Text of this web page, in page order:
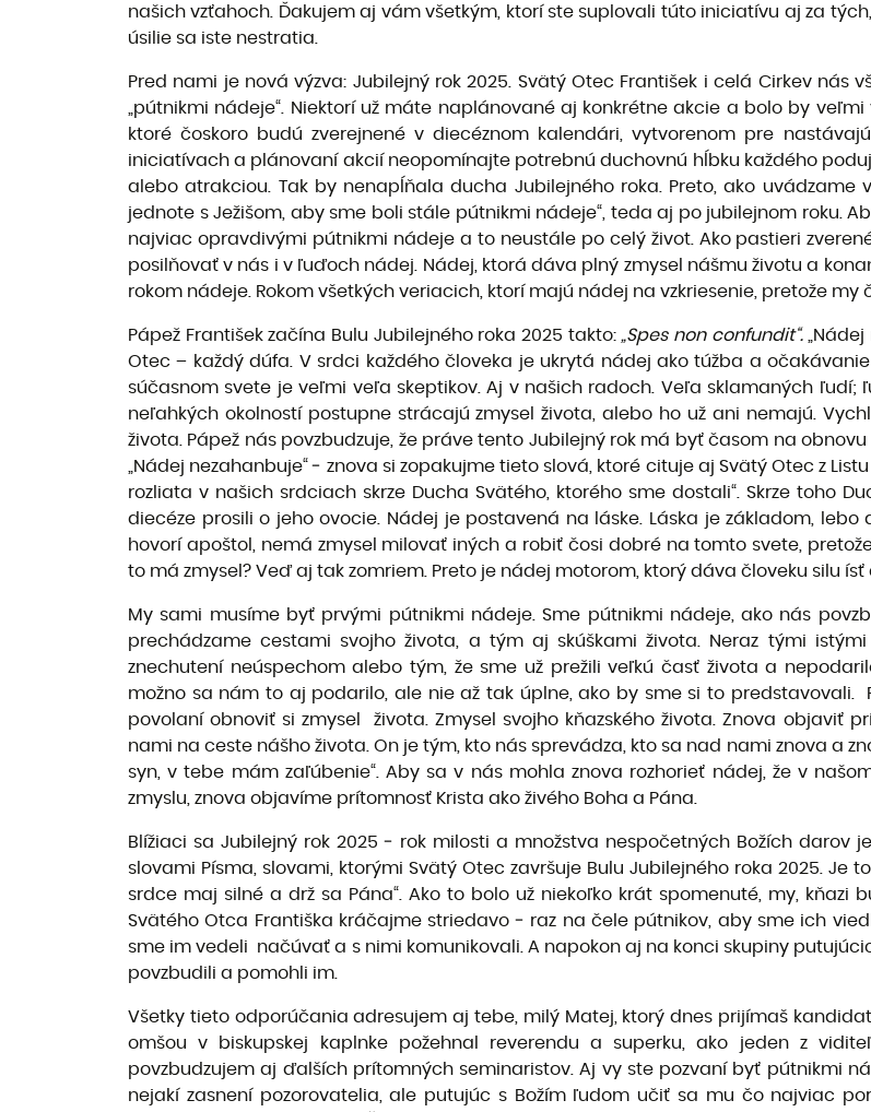
našich vzťahoch. Ďakujem aj vám všetkým, ktorí ste suplovali túto iniciatívu aj za
úsilie sa iste nestratia.
Pred nami je nová výzva: Jubilejný rok 2025. Svätý Otec František i celá Cirkev nás
„pútnikmi nádeje“. Niektorí už máte naplánované aj konkrétne akcie a bolo by
ktoré čoskoro budú zverejnené v diecéznom kalendári, vytvorenom pre
iniciatívach a plánovaní akcií neopomínajte potrebnú duchovnú hĺbku každého
alebo atrakciou. Tak by nenapĺňala ducha Jubilejného roka. Preto, ako uvádzame
jednote s Ježišom, aby sme boli stále pútnikmi nádeje“, teda aj po jubilejnom roku.
najviac opravdivými pútnikmi nádeje a to neustále po celý život. Ako pastieri
posilňovať v nás i v ľuďoch nádej. Nádej, ktorá dáva plný zmysel nášmu životu a
rokom nádeje. Rokom všetkých veriacich, ktorí majú nádej na vzkriesenie, pretože
Pápež František začína Bulu Jubilejného roka 2025 takto:„Spes non confundit“.„Nádej
Otec – každý dúfa. V srdci každého človeka je ukrytá nádej ako túžba a
súčasnom svete je veľmi veľa skeptikov. Aj v našich radoch. Veľa sklamaných ľudí;
neľahkých okolností postupne strácajú zmysel života, alebo ho už ani nemajú.
života. Pápež nás povzbudzuje, že práve tento Jubilejný rok má byť časom na
„Nádej nezahanbuje“ ‒ znova si zopakujme tieto slová, ktoré cituje aj Svätý Otec z
rozliata v našich srdciach skrze Ducha Svätého, ktorého sme dostali“. Skrze toho
diecéze prosili o jeho ovocie. Nádej je postavená na láske. Láska je základom,
hovorí apoštol, nemá zmysel milovať iných a robiť čosi dobré na tomto svete,
to má zmysel? Veď aj tak zomriem. Preto je nádej motorom, ktorý dáva človeku silu ísť
My sami musíme byť prvými pútnikmi nádeje. Sme pútnikmi nádeje, ako nás
prechádzame cestami svojho života, a tým aj skúškami života. Neraz tými
znechutení neúspechom alebo tým, že sme už prežili veľkú časť života a
možno sa nám to aj podarilo, ale nie až tak úplne, ako by sme si to predstavovali.
povolaní obnoviť si zmysel života. Zmysel svojho kňazského života. Znova objaviť
nami na ceste nášho života. On je tým, kto nás sprevádza, kto sa nad nami znova a
syn, v tebe mám zaľúbenie“. Aby sa v nás mohla znova rozhorieť nádej, že v
zmyslu, znova objavíme prítomnosť Krista ako živého Boha a Pána.
Blížiaci sa Jubilejný rok 2025 ‒ rok milosti a množstva nespočetných Božích
slovami Písma, slovami, ktorými Svätý Otec završuje Bulu Jubilejného roka 2025. Je
srdce maj silné a drž sa Pána“. Ako to bolo už niekoľko krát spomenuté, my,
Svätého Otca Františka kráčajme striedavo ‒ raz na čele pútnikov, aby sme ich
sme im vedeli načúvať a s nimi komunikovali. A napokon aj na konci skupiny
povzbudili a pomohli im.
Všetky tieto odporúčania adresujem aj tebe, milý Matej, ktorý dnes prijímaš
omšou v biskupskej kaplnke požehnal reverendu a superku, ako jeden z
povzbudzujem aj ďalších prítomných seminaristov. Aj vy ste pozvaní byť pútnikmi
nejakí zasnení pozorovatelia, ale putujúc s Božím ľudom učiť sa mu čo najviac